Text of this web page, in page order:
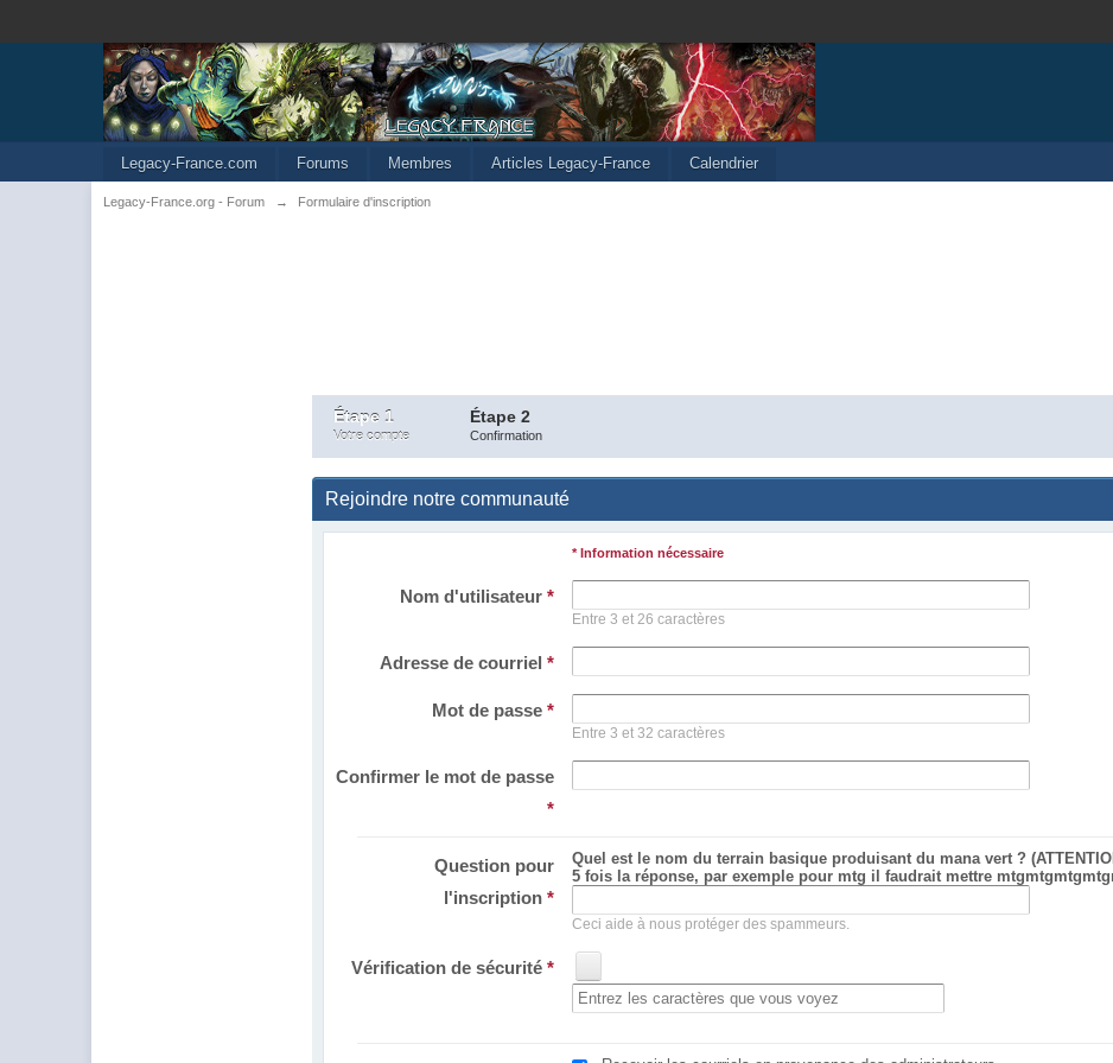
Legacy-France.com Forums Membres Articles Legacy-France Calendrier
Legacy-France.org - Forum → Formulaire d'inscription
Étape 1
Votre compte
Étape 2
Confirmation
Rejoindre notre communauté
* Information nécessaire
Nom d'utilisateur *
Entre 3 et 26 caractères
Adresse de courriel *
Mot de passe *
Entre 3 et 32 caractères
Confirmer le mot de passe
*
Question pour
l'inscription *
Quel est le nom du terrain basique produisant du mana vert ?
5 fois la réponse, par exemple pour mtg il faudrait mettre
Ceci aide à nous protéger des spammeurs.
Vérification de sécurité *